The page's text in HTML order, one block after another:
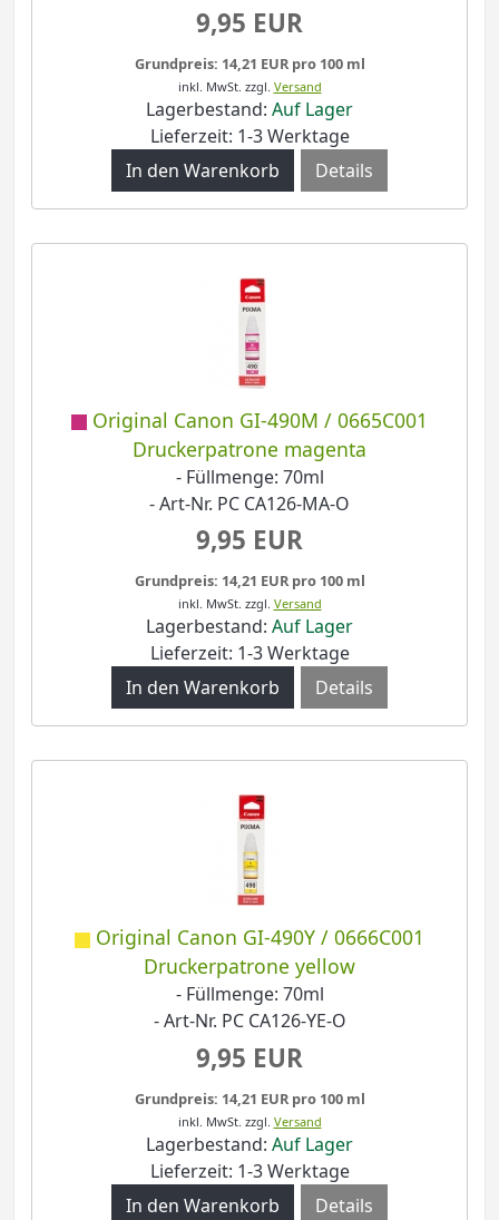
9,95 EUR
Grundpreis: 14,21 EUR pro 100 ml
inkl. MwSt. zzgl. Versand
Lagerbestand: Auf Lager
Lieferzeit: 1-3 Werktage
Details
Original Canon GI-490M / 0665C001
Druckerpatrone magenta
- Füllmenge: 70ml
- Art-Nr. PC CA126-MA-O
9,95 EUR
Grundpreis: 14,21 EUR pro 100 ml
inkl. MwSt. zzgl. Versand
Lagerbestand: Auf Lager
Lieferzeit: 1-3 Werktage
Details
Original Canon GI-490Y / 0666C001
Druckerpatrone yellow
- Füllmenge: 70ml
- Art-Nr. PC CA126-YE-O
9,95 EUR
Grundpreis: 14,21 EUR pro 100 ml
inkl. MwSt. zzgl. Versand
Lagerbestand: Auf Lager
Lieferzeit: 1-3 Werktage
Details